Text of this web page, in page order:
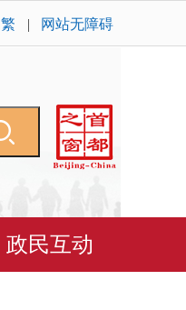
繁 | 网站无障碍
政民互动